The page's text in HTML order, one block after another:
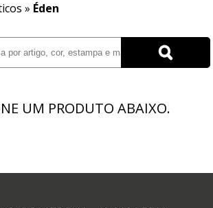
» Éden
UM PRODUTO ABAIXO.